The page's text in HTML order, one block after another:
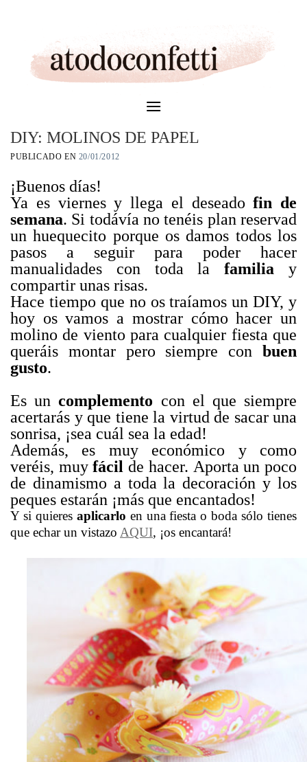
DIY: MOLINOS DE PAPEL
PUBLICADO EN 20/01/2012
¡Buenos días!
Ya es viernes y llega el deseadofin de
semana. Si todávía no tenéis plan reservad
un huequecito porque os damos todos los
pasos a seguir para poder hacer
manualidades con toda lafamilia y
compartir unas risas.
Hace tiempo que no os traíamos un DIY, y
hoy os vamos a mostrar cómo hacer un
molino de viento para cualquier fiesta que
queráis montar pero siempre con buen
gusto.
Es uncomplemento con el que siempre
acertarás y que tiene la virtud de sacar una
sonrisa, ¡sea cuál sea la edad!
Además, es muy económico y como
veréis, muyfácil de hacer. Aporta un poco
de dinamismo a toda la decoración y los
peques estarán ¡más que encantados!
Y si quieres aplicarlo en una fiesta o boda sólo tienes
que echar un vistazo AQUI, ¡os encantará!